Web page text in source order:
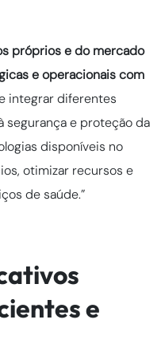
próprios e do mercado
e operacionais com
integrar diferentes
segurança e proteção da
disponíveis no
otimizar recursos e
de saúde.”
e